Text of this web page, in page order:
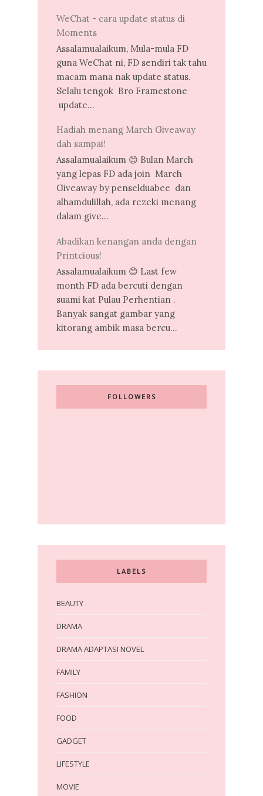
WeChat - cara update status di
Moments
Assalamualaikum, Mula-mula FD
guna WeChat ni, FD sendiri tak tahu
macam mana nak update status.
Selalu tengok Bro Framestone
update...
Hadiah menang March Giveaway
dah sampai!
Assalamualaikum 😊 Bulan March
yang lepas FD ada join March
Giveaway by penselduabee dan
alhamdulillah, ada rezeki menang
dalam give...
Abadikan kenangan anda dengan
Printcious!
Assalamualaikum 😊 Last few
month FD ada bercuti dengan
suami kat Pulau Perhentian .
Banyak sangat gambar yang
kitorang ambik masa bercu...
FOLLOWERS
LABELS
BEAUTY
DRAMA
DRAMA ADAPTASI NOVEL
FAMILY
FASHION
FOOD
GADGET
LIFESTYLE
MOVIE